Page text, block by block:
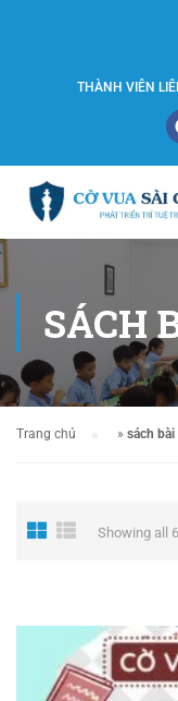
THÀNH VIÊN
SÁCH
Trang chủ » sách bài
Showing all